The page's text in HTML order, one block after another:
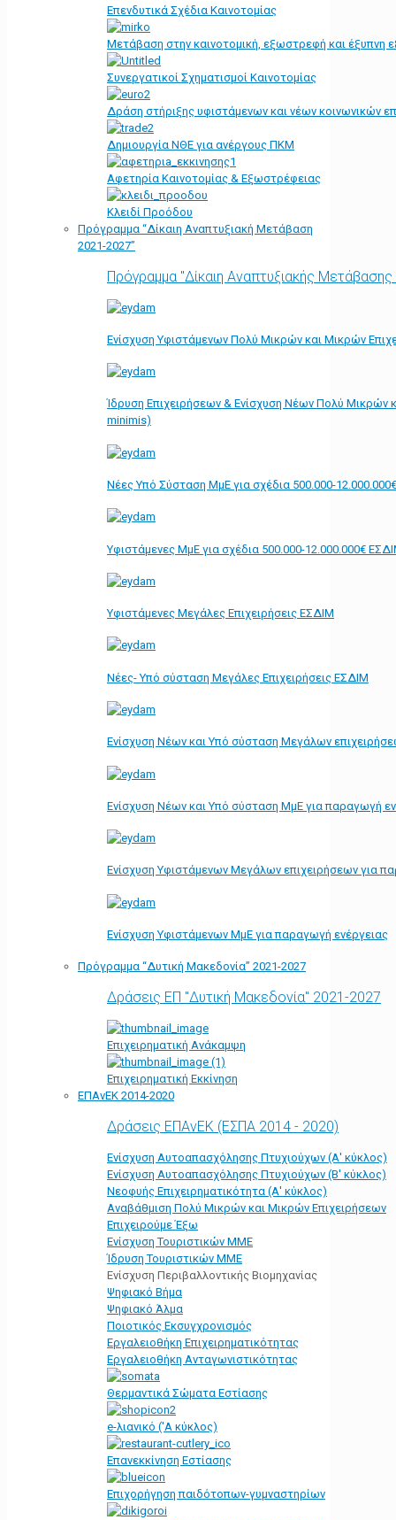
Επενδυτικά Σχέδια Καινοτομίας
Μετάβαση στην καινοτομική, εξωστρεφή και έξυπνη
Συνεργατικοί Σχηματισμοί Καινοτομίας
Δράση στήριξης υφιστάμενων και νέων κοινωνικών
Δημιουργία ΝΘΕ για ανέργους ΠΚΜ
Αφετηρία Kαινοτομίας & Εξωστρέφειας
Κλειδί Προόδου
Πρόγραμμα “Δίκαιη Αναπτυξιακή Μετάβαση
2021-2027”
Πρόγραμμα "Δίκαιη Αναπτυξιακής
Ενίσχυση Υφιστάμενων Πολύ Μικρών και Μικρών
Ίδρυση Επιχειρήσεων & Ενίσχυση Νέων Πολύ Μικρών
minimis)
Νέες Υπό Σύσταση ΜμΕ για σχέδια 500.000-
Υφιστάμενες ΜμΕ για σχέδια 500.000-12.000.000€
Υφιστάμενες Μεγάλες Επιχειρήσεις ΕΣΔΙΜ
Νέες- Υπό σύσταση Μεγάλες Επιχειρήσεις ΕΣΔΙΜ
Ενίσχυση Νέων και Υπό σύσταση Μεγάλων
Ενίσχυση Νέων και Υπό σύσταση ΜμΕ για παραγωγή
Ενίσχυση Υφιστάμενων Μεγάλων επιχειρήσεων για
Ενίσχυση Υφιστάμενων ΜμΕ για παραγωγή ενέργειας
Πρόγραμμα “Δυτική Μακεδονία” 2021-2027
Δράσεις ΕΠ "Δυτική Μακεδονία" 2021-2027
Επιχειρηματική Ανάκαμψη
Επιχειρηματική Εκκίνηση
ΕΠΑνΕΚ 2014-2020
Δράσεις ΕΠΑνΕΚ (ΕΣΠΑ 2014 - 2020)
Ενίσχυση Αυτοαπασχόλησης Πτυχιούχων (Α' κύκλος)
Ενίσχυση Αυτοαπασχόλησης Πτυχιούχων (Β' κύκλος)
Νεοφυής Επιχειρηματικότητα (Α' κύκλος)
Αναβάθμιση Πολύ Μικρών και Μικρών Επιχειρήσεων
Επιχειρούμε Έξω
Ενίσχυση Τουριστικών ΜΜΕ
Ίδρυση Τουριστικών ΜΜΕ
Ενίσχυση Περιβαλλοντικής Βιομηχανίας
Ψηφιακό Βήμα
Ψηφιακό Άλμα
Ποιοτικός Εκσυγχρονισμός
Εργαλειοθήκη Eπιχειρηματικότητας
Εργαλειοθήκη Ανταγωνιστικότητας
Θερμαντικά Σώματα Εστίασης
e-λιανικό ('Α κύκλος)
Επανεκκίνηση Εστίασης
Επιχορήγηση παιδότοπων-γυμναστηρίων